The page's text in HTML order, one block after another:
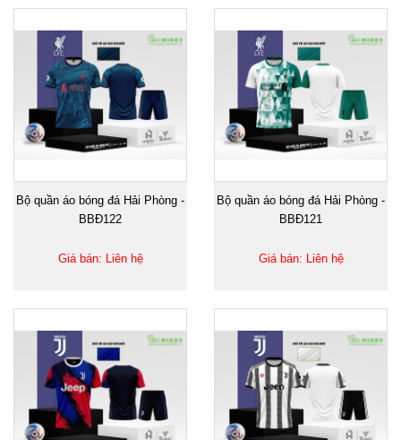
Bộ quần áo bóng đá Hải Phòng -
BBĐ122
Giá bán: Liên hệ
Bộ quần áo bóng đá Hải Phòng -
BBĐ121
Giá bán: Liên hệ